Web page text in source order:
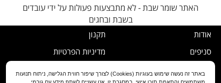
האתר שומר שבת - לא מתבצעות פעולות על ידי עובדים
בשבת ובחגים
אודות
סניפים
תקנון
מדיניות הפרטיות
נוהל ביטול עסקה
באתר זה נעשה שימוש בעוגיות (Cookies) לצורך שיפור חווית הגלישה, ניתוח תנועות